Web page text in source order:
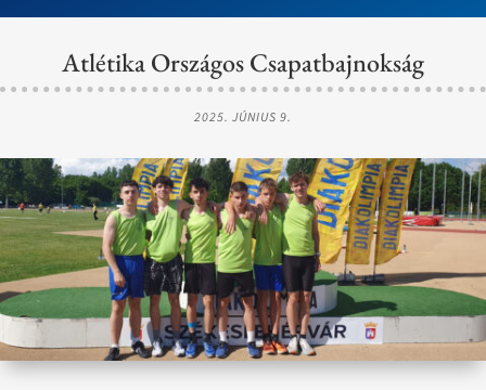
Atlétika Országos Csapatbajnokság
2025. JÚNIUS 9.